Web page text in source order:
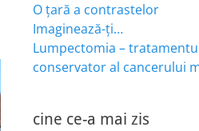
O țară a contrastelor
Imaginează-ți…
Lumpectomia –
conservator al cancerului
cine ce-a mai zis